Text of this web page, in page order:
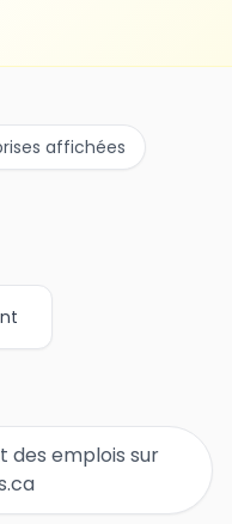
affichées
des emplois sur